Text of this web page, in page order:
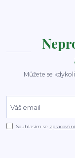
Můžete se
Souhlasím se